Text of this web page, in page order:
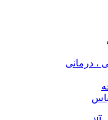
، درمانی